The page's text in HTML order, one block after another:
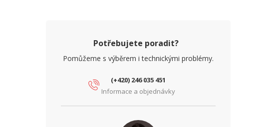
Potřebujete poradit?
Pomůžeme s výběrem i technickými problémy.
(+420) 246 035 451
Informace a objednávky